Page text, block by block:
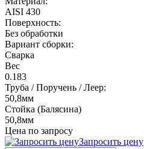
AISI 430
Поверхность:
Без обработки
Вариант сборки:
Сварка
Вес
0.183
Труба / Поручень / Леер:
50,8мм
Стойка (Балясина)
50,8мм
Цена по запросу
Запросить цену